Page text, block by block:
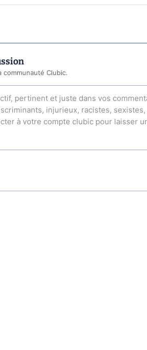
communauté Clubic.